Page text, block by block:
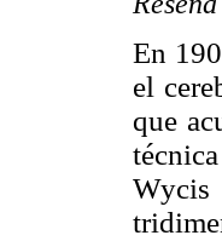
En
el
que